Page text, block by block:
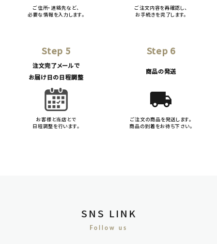
ご住所・連絡先など、
必要な情報を入力します。
ご注文内容を再確認し、
お手続きを完了します。
Step 5
注文完了メールで
お届け日の日程調整
お客様と当店とで
日程調整を行います。
Step 6
商品の発送
local_shipping
ご注文の商品を発送します。
商品の到着をお待ち下さい。
SNS LINK
Follow us